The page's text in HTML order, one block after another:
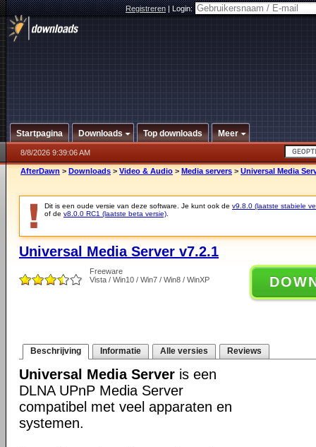
Registreren|Login:
Startpagina Downloads Top downloads Meer
8/8/2026 9:39:06 AM
AfterDawn > Downloads > Video & Audio > Media servers > Universal Media
Dit is een oude versie van deze software. Je kunt ook de v9.8.0 (laatste stabiele
of de v8.0.0 RC1 (laatste beta versie)
Universal Media Server v7.2.1
Freeware
Vista / Win10 / Win7 / Win8 / WinXP
Beschrijving Informatie Alle versies Reviews
Universal Media Server is een
DLNA UPnP Media Server
compatibel met veel apparaten en
systemen.